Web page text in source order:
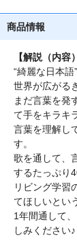
商品情報
【解説（内容
“綺麗な日本
世界が広がる
まだ言葉を発
て手をキラキ
言葉を理解し
す。
歌を通して、
するたっぷり
リビング学習
てほしいとい
1年間通して
しみください♪